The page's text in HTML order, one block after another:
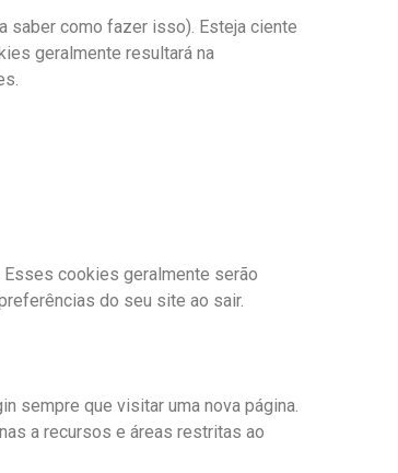
saber como fazer isso). Esteja ciente
geralmente resultará na
cookies geralmente serão
do seu site ao sair.
sempre que visitar uma nova página.
a recursos e áreas restritas ao